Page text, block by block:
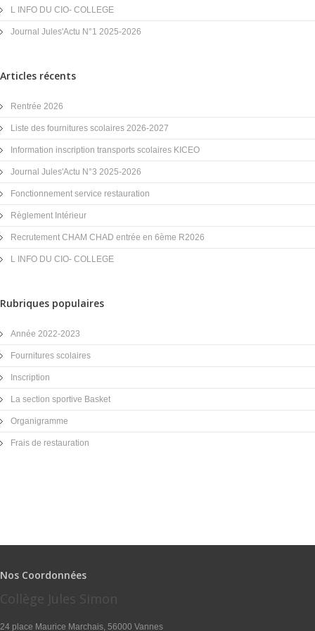
L INFO DU CIO- COLLEGE
Journal Jules'Actu N°1 2025-2026
Articles récents
Rentrée 2026
Liste des fournitures scolaires 2026-2027
Information inscription transports scolaires KICEO
Journal Jules'Actu N°3 2025-2026
Fonctionnement service restauration
Règlement Intérieur
Recrutement CHAM CHAD entrée en 6ème R2026
L INFO DU CIO- COLLEGE
Rubriques populaires
Année 2022-2023
Fournitures scolaires
Inscription
La section sportive Basket
Organigramme
Frais de restauration
Nos Coordonnées
Collège Jules Simon
24 place Maurice Marchais, 56000 Vannes